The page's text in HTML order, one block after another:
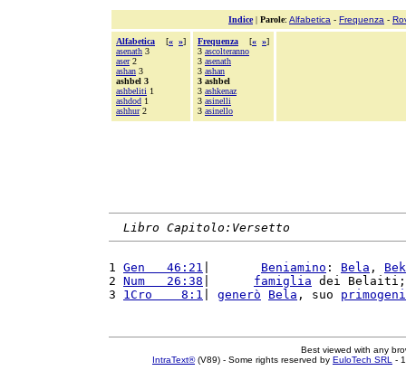
Indice| Parole: Alfabetica - Frequenza -
Alfabetica [« »]
asenath 3
aser2
ashan 3
ashbel 3
ashbeliti 1
ashdod 1
ashhur2
Frequenza [« »]
3 ascolteranno
3 asenath
3 ashan
3 ashbel
3 ashkenaz
3 asinelli
3 asinello
Libro Capitolo:Versetto
1 Gen   46:21 Beniamino : Bela ,
2 Num   26:38 famiglia dei
3 1Cro    8:1 generò Bela , suo
Best viewed with any
IntraText®(V89) - Some rights reserved by EuloTech SRL -